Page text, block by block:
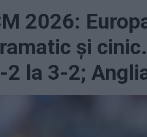
2026:
și
2 la 3-2;